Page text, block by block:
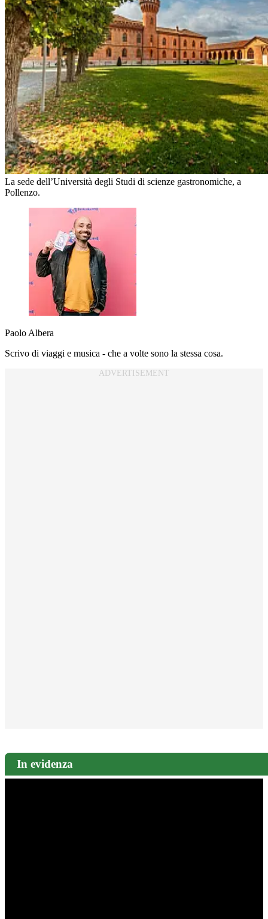
La sede dell’Università degli Studi di scienze gastronomiche, a
Pollenzo.
Paolo Albera
Scrivo di viaggi e musica - che a volte sono la stessa cosa.
In evidenza